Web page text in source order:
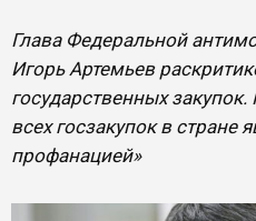
Глава Федеральной
Игорь Артемьев
государственных
всех госзакупок в стране
профанацией»